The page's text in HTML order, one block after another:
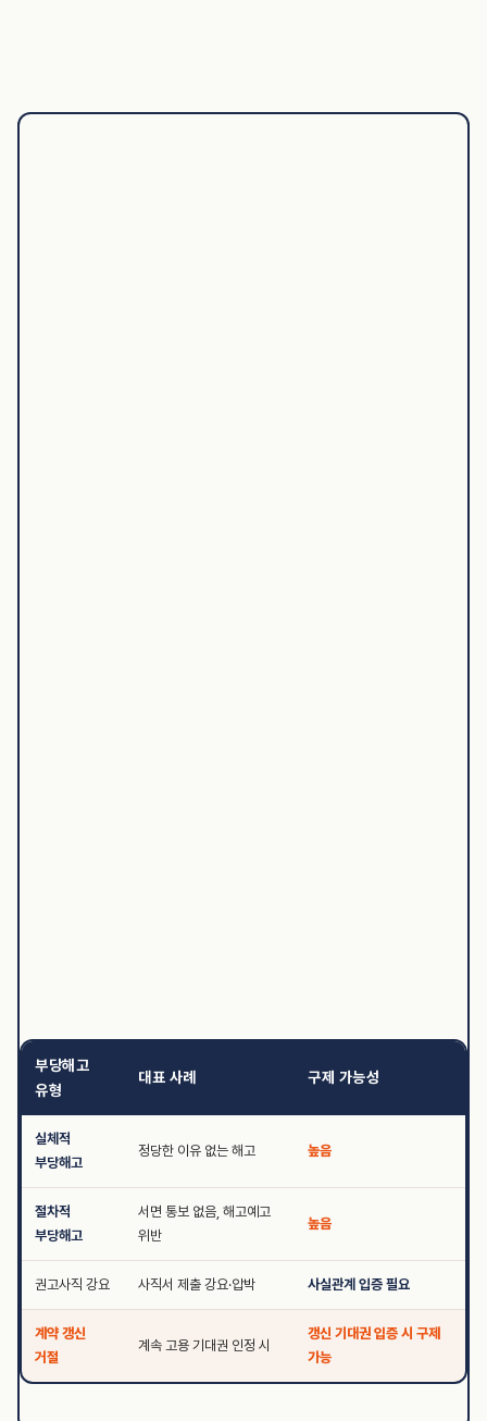
부당해고
유형
대표 사례 구제 가능성
실체적
부당해고
정당한 이유 없는 해고 높음
절차적
부당해고
서면 통보 없음, 해고예고
위반
높음
권고사직 강요 사직서 제출 강요·압박 사실관계 입증 필요
계약 갱신
거절
계속 고용 기대권 인정 시
갱신 기대권 입증 시 구제
가능